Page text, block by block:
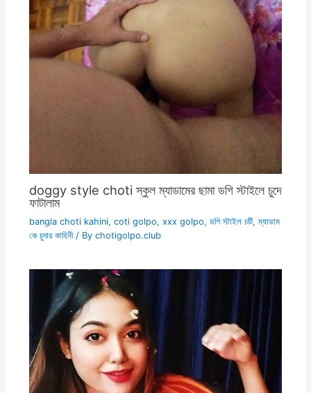
doggy style choti স্কুল ম্যাডামের ছামা ডগি স্টাইলে চুদে
ফাটালাম
bangla choti kahini, coti golpo, xxx golpo, ডগি স্টাইল চটি,ম্যাডাম
কে চুদার কাহিনী/ By chotigolpo.club